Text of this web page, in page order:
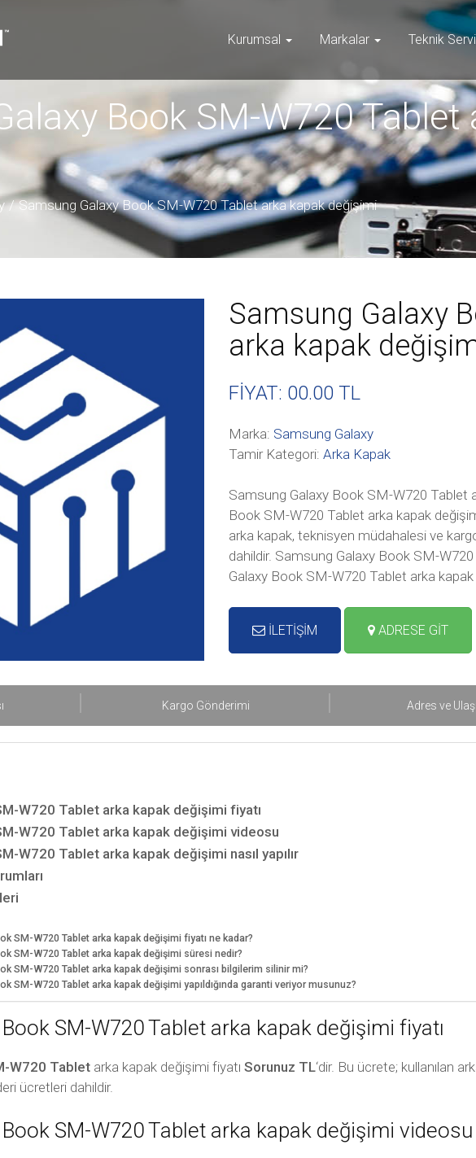
Kurumsal Markalar Teknik
Book SM-W720 Tablet
Samsung Galaxy Book SM-W720 Tablet arka kapak değişimi
Samsung Galaxy
arka kapak
FİYAT: 00.00 TL
Marka: Samsung Galaxy
Tamir Kategori: Arka Kapak
Samsung Galaxy Book SM-W720 Tablet
Book SM-W720 Tablet arka kapak
arka kapak, teknisyen müdahalesi ve
dahildir. Samsung Galaxy Book SM-
Galaxy Book SM-W720 Tablet arka
İLETİŞİM ADRESE GİT
Kargo Gönderimi Adres ve
W720 Tablet arka kapak değişimi fiyatı
W720 Tablet arka kapak değişimi videosu
W720 Tablet arka kapak değişimi nasıl yapılır
SM-W720 Tablet arka kapak değişimi fiyatı ne kadar?
SM-W720 Tablet arka kapak değişimi süresi nedir?
SM-W720 Tablet arka kapak değişimi sonrası bilgilerim silinir mi?
SM-W720 Tablet arka kapak değişimi yapıldığında garanti veriyor musunuz?
SM-W720 Tablet arka kapak değişimi fiyatı
W720 Tablet arka kapak değişimi fiyatı Sorunuz TL‘dir. Bu ücrete; kullanılan
ücretleri dahildir.
SM-W720 Tablet arka kapak değişimi videosu